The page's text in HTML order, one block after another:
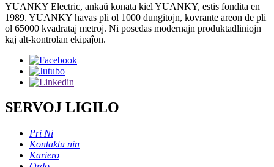
YUANKY Electric, ankaŭ konata kiel YUANKY, estis fondita en
1989. YUANKY havas pli ol 1000 dungitojn, kovrante areon de pli
ol 65000 kvadrataj metroj. Ni posedas modernajn produktadliniojn
kaj alt-kontrolan ekipaĵon.
SERVOJ LIGILO
Pri Ni
Kontaktu nin
Kariero